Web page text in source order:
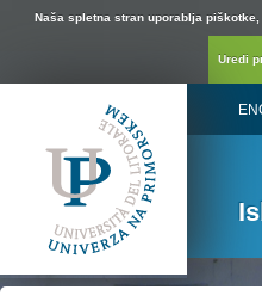
Naša spletna stran uporablja
Uredi